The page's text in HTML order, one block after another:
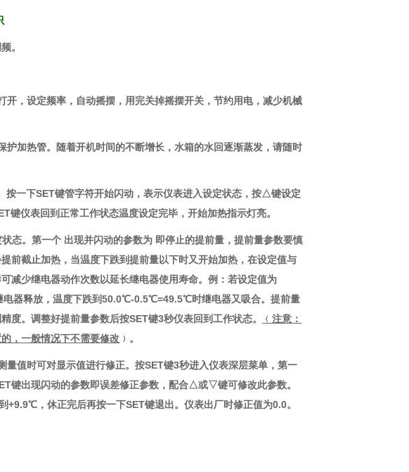
。
开，设定频率，自动摇摆，用完关掉摇摆开关，节约用电，减少机械
加热管。随着开机时间的不断增长，水箱的水回逐渐蒸发，请随时
按一下SET键管字符开始闪动，表示仪表进入设定状态，按△键设定
仪表回到正常工作状态温度设定完毕，开始加热指示灯亮。
态。第一个 出现并闪动的参数为 即停止的提前量，提前量参数要慎
前截止加热，当温度下跌到提前量以下时又开始加热，在设定值与
减少继电器动作次数以延长继电器使用寿命。例：若设定值为
器释放，温度下跌到50.0℃-0.5℃=49.5℃时继电器又吸合。提前量
度。调整好提前量参数后按SET键3秒仪表回到工作状态。
﹙注意：
，一般情况下不需要修改 ﹚。
值时可对显示值进行修正。按SET键3秒进入仪表深层菜单，第一
键出现闪动的参数即误差修正参数，配合△或▽键可修改此参数。
，休正完后再按一下SET键退出。仪表出厂时修正值为0.0。